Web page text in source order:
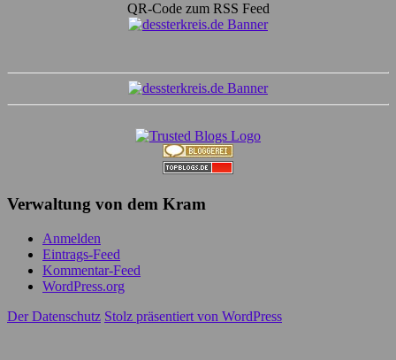
QR-Code zum RSS Feed
Verwaltung von dem Kram
Anmelden
Eintrags-Feed
Kommentar-Feed
WordPress.org
Der Datenschutz Stolz präsentiert von WordPress